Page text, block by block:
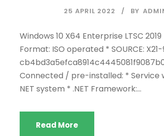
25 APRIL 2022 BY
Windows 10 X64 Enterprise LTSC
Format: ISO operated * SOURCE:
Connected / pre-installed: * Service
NET system * .NET Framework:...
Read More